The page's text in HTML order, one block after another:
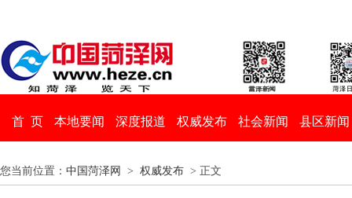
首 页 本地要闻 深度报道 权威发布 社会新闻 县区新闻
您当前位置： 中国菏泽网 > 权威发布 > 正文